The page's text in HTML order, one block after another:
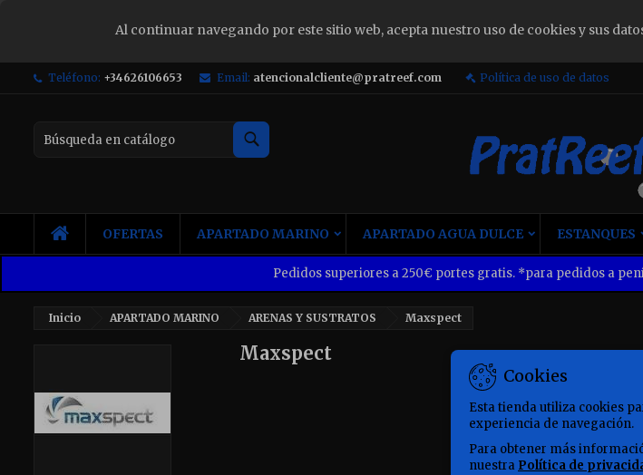
Al continuar navegando por este sitio web, acepta nuestro uso de cookies y sus
Teléfono: +34626106653 Email: atencionalcliente@pratreef.com Política de uso de datos
INICIOOFERTAS APARTADO MARINO APARTADO AGUA DULCE ESTANQUES
Pedidos superiores a 250€ portes gratis. *para pedidos a
Inicio APARTADO MARINO ARENAS Y SUSTRATOS Maxspect
Maxspect
Cookies
Esta tienda utiliza cookies
experiencia de navegación.
Para obtener más
nuestra Política de